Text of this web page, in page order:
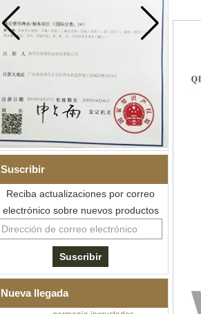
Suscribir
Reciba actualizaciones por correo
electrónico sobre nuevos productos
Nueva llegada
Pulsera de eslabones I de
acero inoxidable 304 de
cerámica con circonita negra
para hombre, cierre
desplegable de doble
empuje 316L, pulsera de
eslabones de terapia con
piedras magnéticas y de